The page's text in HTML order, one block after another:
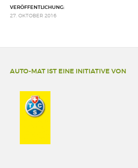
VERÖFFENTLICHUNG:
27. OKTOBER 2016
AUTO-MAT IST EINE INITIATIVE VON